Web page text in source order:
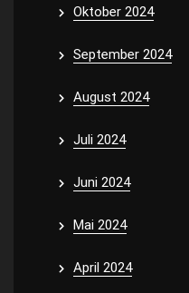
Oktober 2024
September 2024
August 2024
Juli 2024
Juni 2024
Mai 2024
April 2024